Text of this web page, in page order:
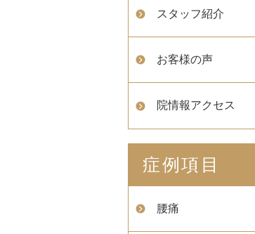
スタッフ紹介
お客様の声
院情報アクセス
症例項目
腰痛